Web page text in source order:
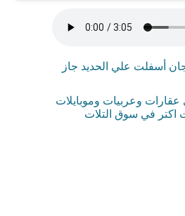
أسفلت علي الحديد جاز